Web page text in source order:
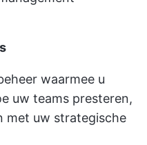
waarmee u
uw teams presteren,
met uw strategische